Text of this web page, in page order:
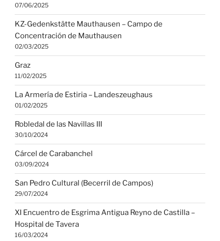
07/06/2025
KZ-Gedenkstätte Mauthausen – Campo de
Concentración de Mauthausen
02/03/2025
Graz
11/02/2025
La Armería de Estiria – Landeszeughaus
01/02/2025
Robledal de las Navillas III
30/10/2024
Cárcel de Carabanchel
03/09/2024
San Pedro Cultural (Becerril de Campos)
29/07/2024
XI Encuentro de Esgrima Antigua Reyno de Castilla –
Hospital de Tavera
16/03/2024